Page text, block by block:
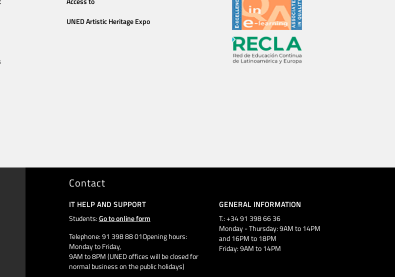
UNED Artistic Heritage Expo
Contact
IT HELP AND SUPPORT
Students:Go to online form
Telephone: 91 398 88 01Opening hours:
Monday to Friday,
9AM to 8PM (UNED offices will be closed for
normal business on the public holidays)
GENERAL INFORMATION
T.: +34 91 398 66 36
Monday - Thursday: 9AM to 14PM
and 16PM to 18PM
Friday: 9AM to 14PM